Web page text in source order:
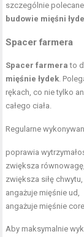
szczególnie
budowie mięśni
Spacer farmera
Spacer farmera to
mięśnie łydek.
rękach, co nie tylko
całego ciała.
Regularne
poprawia
zwiększa równowagę,
zwiększa siłę chwytu,
angażuje mięśnie ud ,
angażuje mięśnie
Aby maksymalnie